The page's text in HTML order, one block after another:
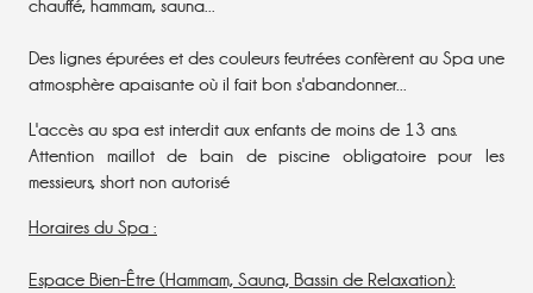
chauffé, hammam, sauna...
Des lignes épurées et des couleurs feutrées confèrent au Spa une
atmosphère apaisante où il fait bon s'abandonner...
L'accès au spa est interdit aux enfants de moins de 13 ans.
Attention maillot de bain de piscine obligatoire pour les
messieurs, short non autorisé
Horaires du Spa :
Espace Bien-Être (Hammam, Sauna, Bassin de Relaxation):